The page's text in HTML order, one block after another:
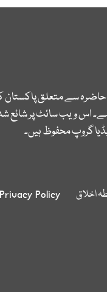
حاضرہ سے متعلق
اس ویب سائٹ پر شائع
گروپ محفوظ ہیں۔
اخلاق Privacy Policy